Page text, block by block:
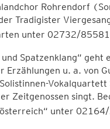
Rohrendorf
Tradigister
unter 02732/
Spatzenklang“
Erzählungen u. a. von
Zeitgenossen singt.
unter